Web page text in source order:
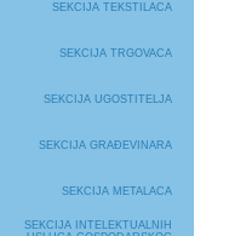
SEKCIJA TEKSTILACA
SEKCIJA TRGOVACA
SEKCIJA UGOSTITELJA
SEKCIJA GRAĐEVINARA
SEKCIJA METALACA
SEKCIJA INTELEKTUALNIH